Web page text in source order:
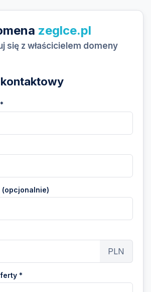
zeglce.pl
się z właścicielem domeny
PLN
*